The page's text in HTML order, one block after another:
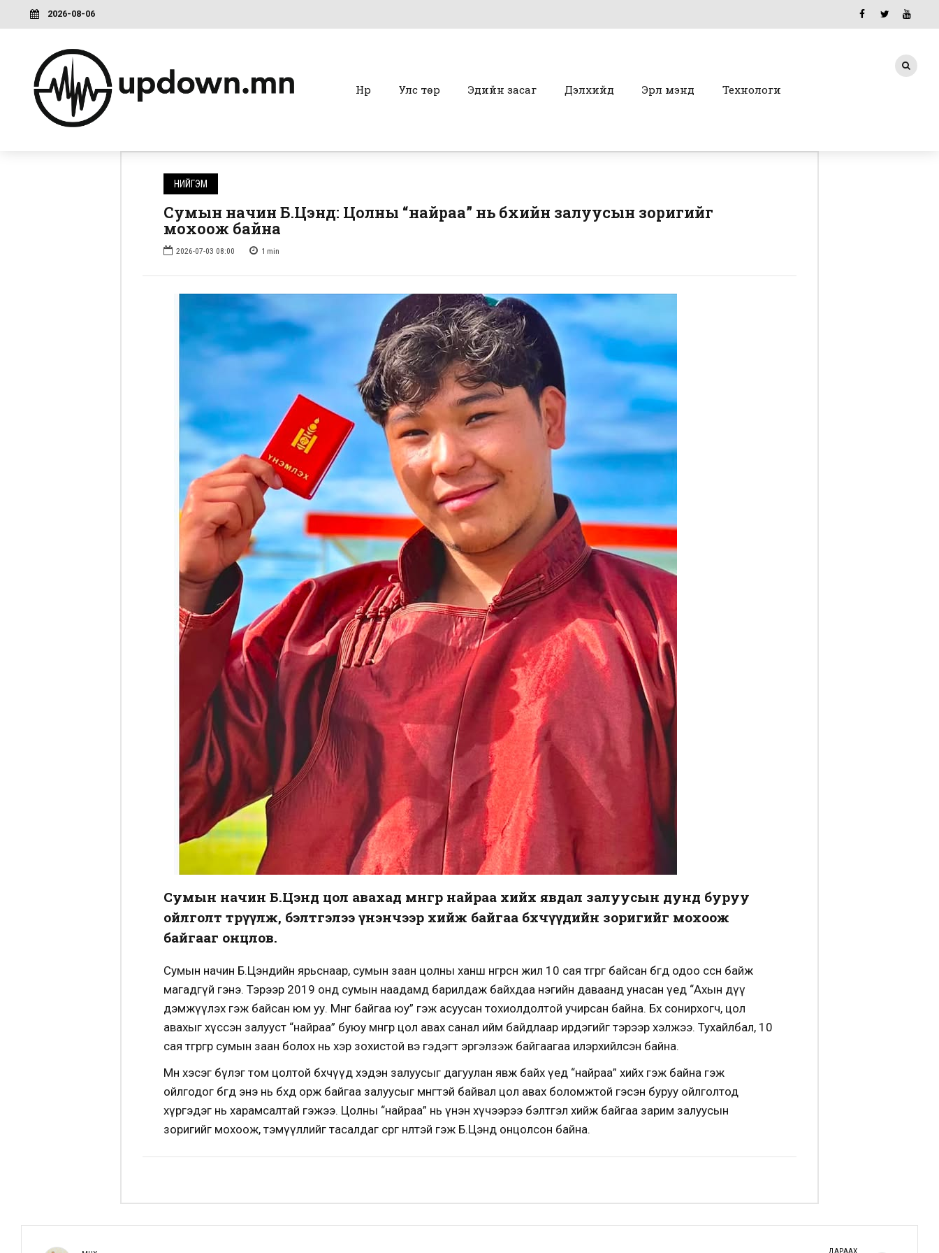
2026-08-06
Нүүр Улс төр Эдийн засаг Дэлхийд Эрүүл мэнд Технологи
НИЙГЭМ
Сумын начин Б.Цэнд: Цолны “найраа” нь бөхийн залуусын зоригийг
мохоож байна
2026-07-03 08:00 1 min
Сумын начин Б.Цэнд цол авахад мөнгөөр найраа хийх явдал залуусын дунд буруу
ойлголт төрүүлж, бэлтгэлээ үнэнчээр хийж байгаа бөхчүүдийн зоригийг мохоож
байгааг онцлов.
Сумын начин Б.Цэндийн ярьснаар, сумын заан цолны ханш өнгөрсөн жил 10 сая төгрөг байсан бөгөөд одоо өссөн байж
магадгүй гэнэ. Тэрээр 2019 онд сумын наадамд барилдаж байхдаа нэгийн даваанд унасан үед “Ахын дүү
дэмжүүлэх гэж байсан юм уу. Мөнгө байгаа юу” гэж асуусан тохиолдолтой учирсан байна. Бөх сонирхогч, цол
авахыг хүссэн залууст “найраа” буюу мөнгөөр цол авах санал ийм байдлаар ирдэгийг тэрээр хэлжээ. Тухайлбал, 10
сая төгрөгөөр сумын заан болох нь хэр зохистой вэ гэдэгт эргэлзэж байгаагаа илэрхийлсэн байна.
Мөн хэсэг бүлэг том цолтой бөхчүүд хэдэн залуусыг дагуулан явж байх үед “найраа” хийх гэж байна гэж
ойлгодог бөгөөд энэ нь бөхөд орж байгаа залуусыг мөнгөтэй байвал цол авах боломжтой гэсэн буруу ойлголтод
хүргэдэг нь харамсалтай гэжээ. Цолны “найраа” нь үнэн хүчээрээ бэлтгэл хийж байгаа зарим залуусын
зоригийг мохоож, тэмүүллийг тасалдаг сөрөг нөлөөтэй гэж Б.Цэнд онцолсон байна.